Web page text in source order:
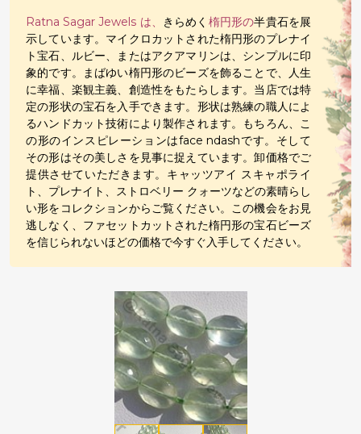
Ratna Sagar Jewels は、 きらめく 楕円形の半貴石を展
示しています。マイクロカットされた楕円形のプレナイ
ト宝石、ルビー、またはアクアマリンは、シンプルに印
象的です。まばゆい楕円形のビーズを飾ることで、人生
に幸福、楽観主義、創造性をもたらします。当店では特
定の形状の宝石を入手できます。形状は熟練の職人によ
るハンドカット技術により製作されます。もちろん、こ
の形のインスピレーションはface ndashです。そして
その形はその美しさを見事に捉えています。卸価格でご
提供させていただきます。キャッツアイ スキャポライ
ト、プレナイト、ストロベリー クォーツなどの素晴らし
い形をコレクションからご覧ください。この機会をお見
逃しなく、ファセットカットされた楕円形の宝石ビーズ
を信じられないほどの価格で今すぐ入手してください。